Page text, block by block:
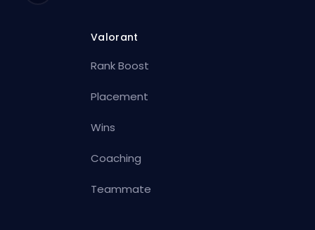
Valorant
Rank Boost
Placement
Wins
Coaching
Teammate